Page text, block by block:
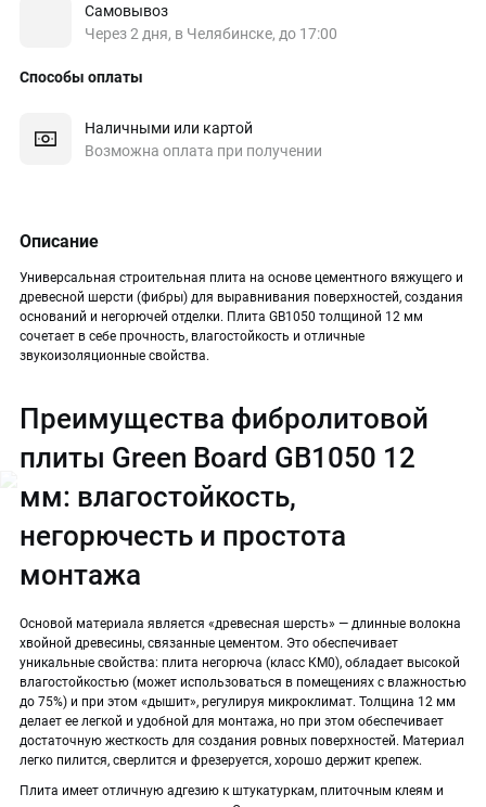
Самовывоз
Через 2 дня, в Челябинске, до 17:00
Способы оплаты
Наличными или картой
Возможна оплата при получении
Описание
Универсальная строительная плита на основе цементного вяжущего и
древесной шерсти (фибры) для выравнивания поверхностей, создания
оснований и негорючей отделки. Плита GB1050 толщиной 12 мм
сочетает в себе прочность, влагостойкость и отличные
звукоизоляционные свойства.
Преимущества фибролитовой
плиты Green Board GB1050 12
мм: влагостойкость,
негорючесть и простота
монтажа
Основой материала является «древесная шерсть» — длинные волокна
хвойной древесины, связанные цементом. Это обеспечивает
уникальные свойства: плита негорюча (класс КМ0), обладает высокой
влагостойкостью (может использоваться в помещениях с влажностью
до 75%) и при этом «дышит», регулируя микроклимат. Толщина 12 мм
делает ее легкой и удобной для монтажа, но при этом обеспечивает
достаточную жесткость для создания ровных поверхностей. Материал
легко пилится, сверлится и фрезеруется, хорошо держит крепеж.
Плита имеет отличную адгезию к штукатуркам, плиточным клеям и